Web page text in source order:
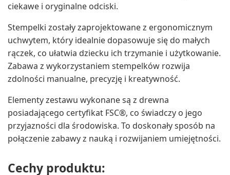
ciekawe i oryginalne odciski.
Stempelki zostały zaprojektowane z ergonomicznym
uchwytem, który idealnie dopasowuje się do małych
rączek, co ułatwia dziecku ich trzymanie i użytkowanie.
Zabawa z wykorzystaniem stempelków rozwija
zdolności manualne, precyzję i kreatywność.
Elementy zestawu wykonane są z drewna
posiadającego certyfikat FSC®, co świadczy o jego
przyjazności dla środowiska. To doskonały sposób na
połączenie zabawy z nauką i rozwijaniem umiejętności.
Cechy produktu: